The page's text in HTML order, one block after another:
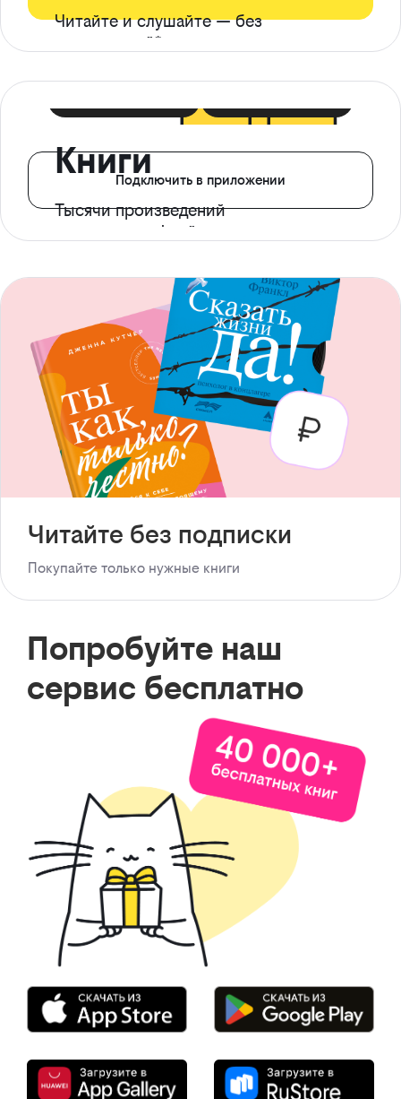
Читайте и слушайте — без
ограничений*
Книги
Тысячи произведений
с доступом офлайн
Подключить в приложении
Читайте без подписки
Покупайте только нужные книги
Попробуйте наш
сервис бесплатно